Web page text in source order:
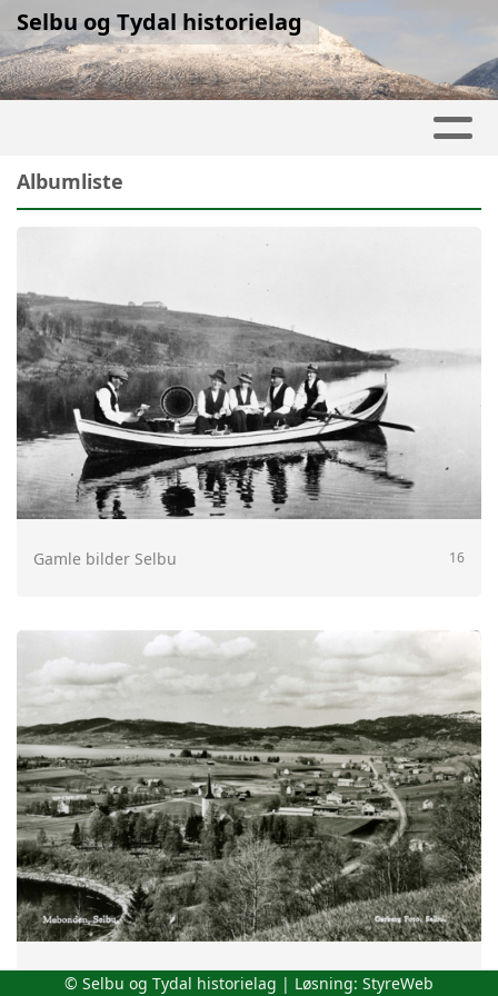
Selbu og Tydal historielag
Albumliste
Gamle bilder Selbu 16
Gamle postkort Selbu
© Selbu og Tydal historielag | Løsning: StyreWeb